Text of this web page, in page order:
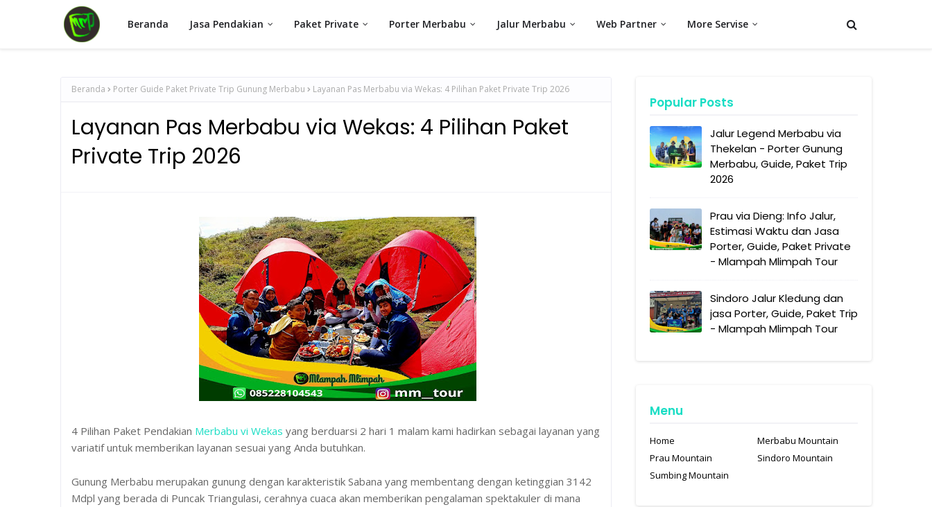
Beranda Jasa Pendakian Paket Private Porter Merbabu Jalur Merbabu Web Partner More Servise
Beranda Porter Guide Paket Private Trip Gunung Merbabu Layanan Pas Merbabu via Wekas: 4 Pilihan Paket Private Trip 2026
Layanan Pas Merbabu via Wekas: 4 Pilihan Paket
Private Trip 2026
4 Pilihan Paket Pendakian Merbabu vi Wekas yang berduarsi 2 hari 1 malam kami hadirkan sebagai layanan yang
variatif untuk memberikan layanan sesuai yang Anda butuhkan.
Gunung Merbabu merupakan gunung dengan karakteristik Sabana yang membentang dengan ketinggian 3142
Mdpl yang berada di Puncak Triangulasi, cerahnya cuaca akan memberikan pengalaman spektakuler di mana
Popular Posts
Jalur Legend Merbabu via
Thekelan - Porter Gunung
Merbabu, Guide, Paket Trip
2026
Prau via Dieng: Info Jalur,
Estimasi Waktu dan Jasa
Porter, Guide, Paket Private
- Mlampah Mlimpah Tour
Sindoro Jalur Kledung dan
jasa Porter, Guide, Paket Trip
- Mlampah Mlimpah Tour
Menu
Home
Merbabu Mountain
Prau Mountain
Sindoro Mountain
Sumbing Mountain